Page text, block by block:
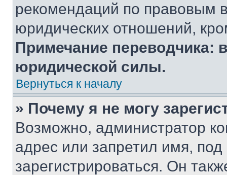
рекомендаций по правовым
юридических отношений,
Примечание переводчика:
юридической силы.
Вернуться к началу
» Почему я не могу
Возможно, администратор
адрес или запретил имя,
зарегистрироваться. Он